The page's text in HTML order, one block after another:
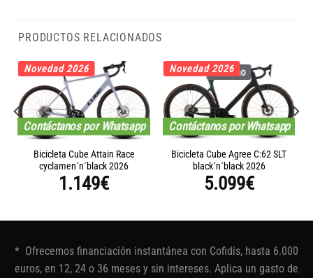
PRODUCTOS RELACIONADOS
Contáctanos por Whatsapp
Novedad 2026
Bicicleta Cube Attain Race
cyclamen´n´black 2026
1.149€
Carbono
Contáctanos por Whatsapp
Novedad 2026
Bicicleta Cube Agree C:62 SLT
black´n´black 2026
5.099€
* Ofrecemos financiación instantánea con Cofidis, hasta 6.000
euros, en 12, 24 o 36 meses y sin intereses. Aplica un gasto de